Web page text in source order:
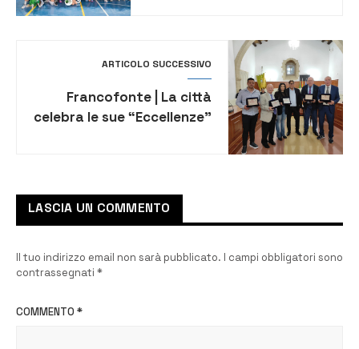
ARTICOLO SUCCESSIVO
Francofonte | La città
celebra le sue “Eccellenze”
LASCIA UN COMMENTO
Il tuo indirizzo email non sarà pubblicato. I campi obbligatori sono
contrassegnati *
COMMENTO *